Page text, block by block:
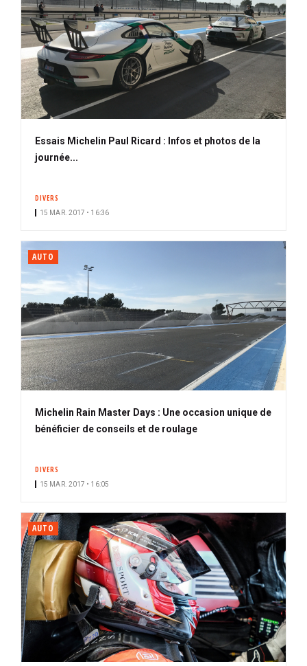
Essais Michelin Paul Ricard : Infos et photos de la
journée...
DIVERS
15 MAR. 2017 • 16:36
AUTO
Michelin Rain Master Days : Une occasion unique de
bénéficier de conseils et de roulage
DIVERS
15 MAR. 2017 • 16:05
AUTO